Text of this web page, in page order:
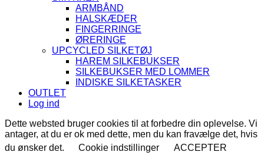
ARMBÅND
HALSKÆDER
FINGERRINGE
ØRERINGE
UPCYCLED SILKETØJ
HAREM SILKEBUKSER
SILKEBUKSER MED LOMMER
INDISKE SILKETASKER
OUTLET
Log ind
Dette websted bruger cookies til at forbedre din oplevelse. Vi
antager, at du er ok med dette, men du kan fravælge det, hvis
du ønsker det.
Cookie indstillinger
ACCEPTER